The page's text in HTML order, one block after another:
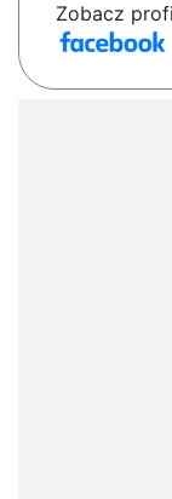
Zobacz